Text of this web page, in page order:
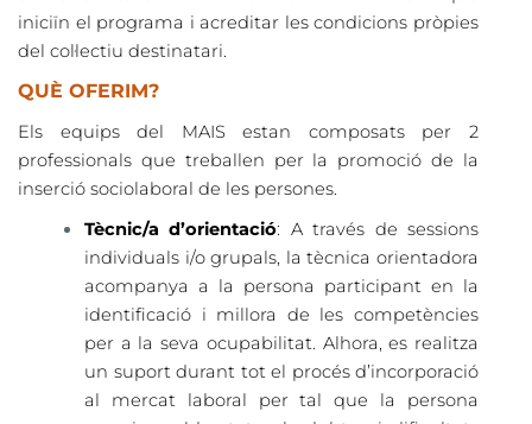
iniciïn el programa i acreditar les condicions pròpies
del col·lectiu destinatari.
QUÈ OFERIM?
Els equips del MAIS estan composats per 2
professionals que treballen per la promoció de la
inserció sociolaboral de les persones.
Tècnic/a d’orientació: A través de sessions
individuals i/o grupals, la tècnica orientadora
acompanya a la persona participant en la
identificació i millora de les competències
per a la seva ocupabilitat. Alhora, es realitza
un suport durant tot el procés d’incorporació
al mercat laboral per tal que la persona